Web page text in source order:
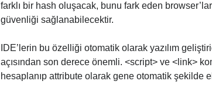
farklı bir hash oluşacak, bunu fark eden
güvenliği sağlanabilecektir.
IDE’lerin bu özelliği otomatik olarak yazılım
açısından son derece önemli. <script> ve <link>
hesaplanıp attribute olarak gene otomatik şekilde